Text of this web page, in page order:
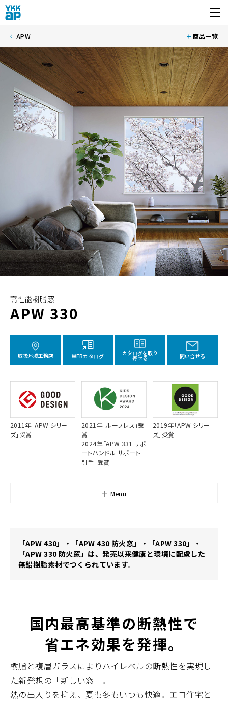
開く
APW 商品一覧
高性能樹脂窓
APW 330
取扱地域工務店 WEBカタログ カタログを取り
寄せる 問い合せる
2011年「APW シリー
ズ」受賞
2021年「ループレス」受
賞
2024年「APW 331 サポ
ートハンドル サポート
引手」受賞
2019年「APW シリー
ズ」受賞
Menu
「APW 430」・「APW 430 防火窓」・「APW 330」・
「APW 330 防火窓」は、発売以来健康と環境に配慮した
無鉛樹脂素材でつくられています。
国内最高基準の断熱性で
省エネ効果を発揮。
樹脂と複層ガラスによりハイレベルの断熱性を実現し
た新発想の「新しい窓」。
熱の出入りを抑え、夏も冬もいつも快適。エコ住宅と